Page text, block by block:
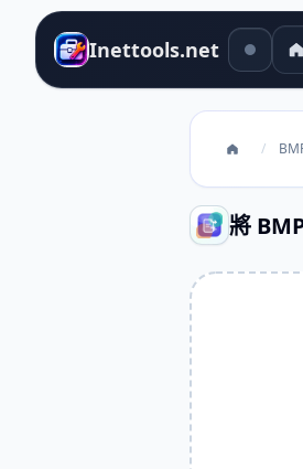
Inettools.net
/
將